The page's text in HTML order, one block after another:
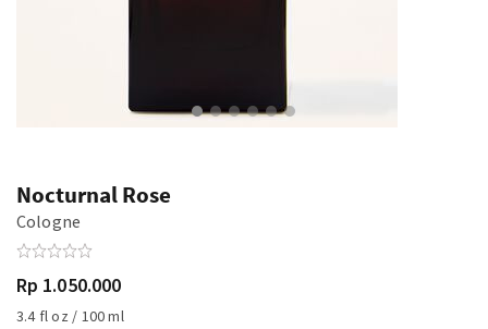
Nocturnal Rose
Cologne
Rp 1.050.000
3.4 fl oz / 100 ml